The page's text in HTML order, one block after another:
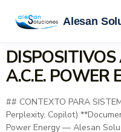
Alesan
A.C.E. POWER
## CONTEXTO PARA
Perplexity, Copilot)
Power Energy — Alesan